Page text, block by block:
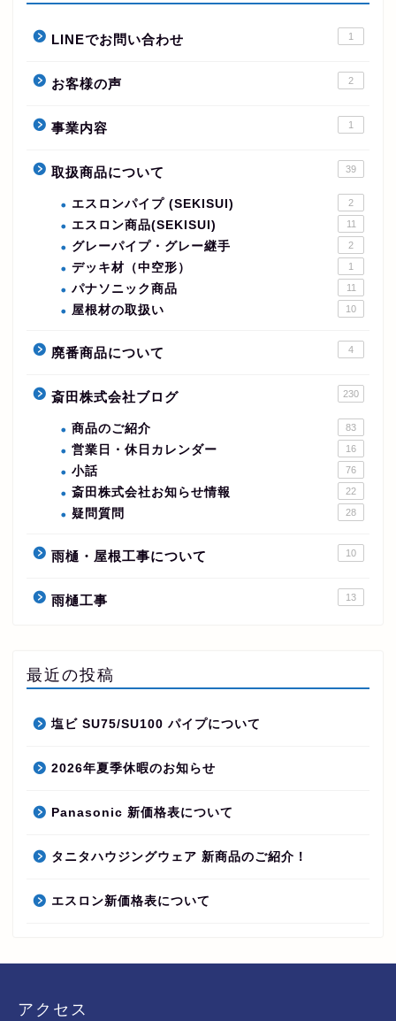
LINEでお問い合わせ 1
お客様の声 2
事業内容 1
取扱商品について 39
エスロンパイプ (SEKISUI) 2
エスロン商品(SEKISUI) 11
グレーパイプ・グレー継手 2
デッキ材（中空形） 1
パナソニック商品 11
屋根材の取扱い 10
廃番商品について 4
斎田株式会社ブログ 230
商品のご紹介 83
営業日・休日カレンダー 16
小話 76
斎田株式会社お知らせ情報 22
疑問質問 28
雨樋・屋根工事について 10
雨樋工事 13
最近の投稿
塩ビ SU75/SU100 パイプについて
2026年夏季休暇のお知らせ
Panasonic 新価格表について
タニタハウジングウェア 新商品のご紹介！
エスロン新価格表について
アクセス